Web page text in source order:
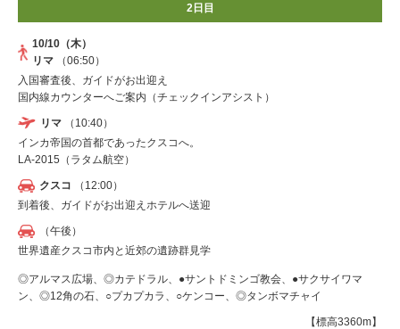
2日目
10/10（木）
リマ
（06:50）
入国審査後、ガイドがお出迎え
国内線カウンターへご案内（チェックインアシスト）
リマ
（10:40）
インカ帝国の首都であったクスコへ。
LA-2015（ラタム航空）
クスコ
（12:00）
到着後、ガイドがお出迎えホテルへ送迎
（午後）
世界遺産クスコ市内と近郊の遺跡群見学
◎アルマス広場、◎カテドラル、●サントドミンゴ教会、●サクサイワマ
ン、◎12角の石、○プカプカラ、○ケンコー、◎タンボマチャイ
【標高3360m】